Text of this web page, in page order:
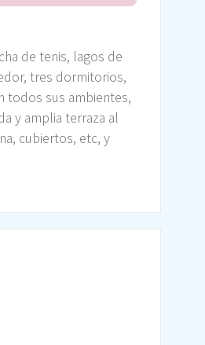
de tenis, lagos de
tres dormitorios,
todos sus ambientes,
y amplia terraza al
cubiertos, etc, y